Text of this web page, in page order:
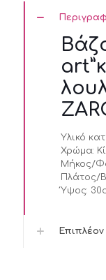
Υλικό
Χρώμα:
Μήκος/
Πλάτος/
Ύψος: